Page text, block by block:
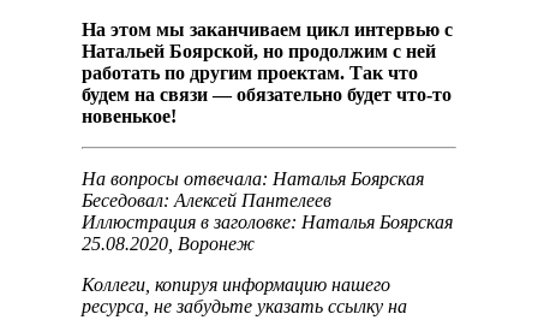
На этом мы заканчиваем цикл интервью с
Натальей Боярской, но продолжим с ней
работать по другим проектам. Так что
будем на связи — обязательно будет что-то
новенькое!
На вопросы отвечала: Наталья Боярская
Беседовал: Алексей Пантелеев
Иллюстрация в заголовке: Наталья Боярская
25.08.2020, Воронеж
Коллеги, копируя информацию нашего
ресурса, не забудьте указать ссылку на